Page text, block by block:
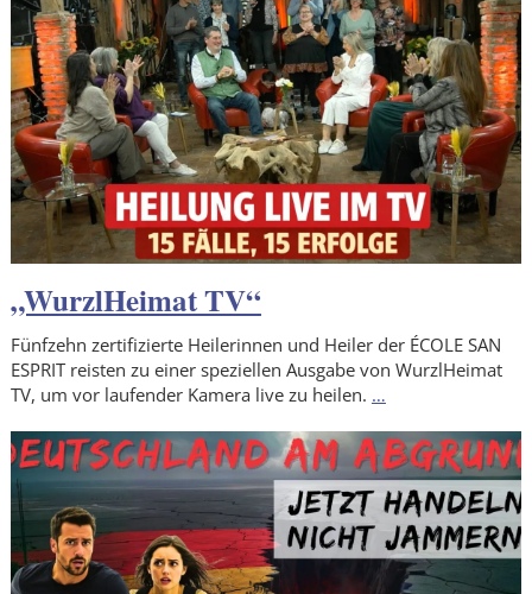
„WurzlHeimat TV“
Fünfzehn zertifizierte Heilerinnen und Heiler der ÉCOLE SAN
ESPRIT reisten zu einer speziellen Ausgabe von WurzlHeimat
TV, um vor laufender Kamera live zu heilen. …